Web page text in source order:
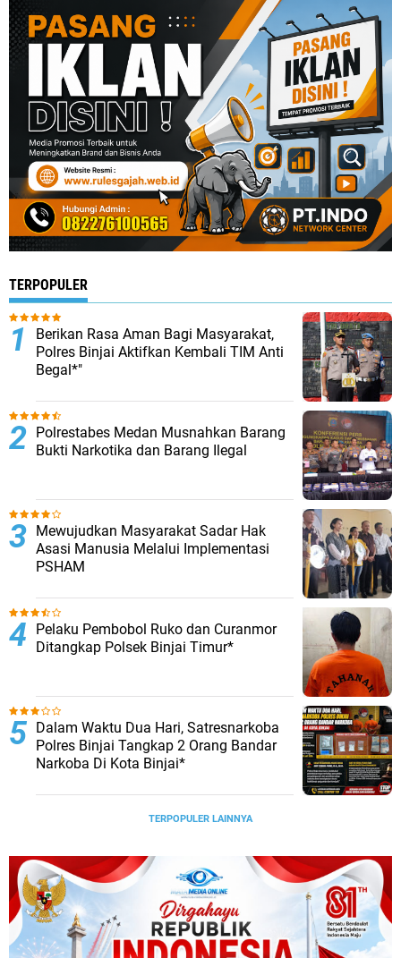
TERPOPULER
Berikan Rasa Aman Bagi Masyarakat,
Polres Binjai Aktifkan Kembali TIM Anti
Begal*"
Polrestabes Medan Musnahkan Barang
Bukti Narkotika dan Barang Ilegal
Mewujudkan Masyarakat Sadar Hak
Asasi Manusia Melalui Implementasi
PSHAM
Pelaku Pembobol Ruko dan Curanmor
Ditangkap Polsek Binjai Timur*
Dalam Waktu Dua Hari, Satresnarkoba
Polres Binjai Tangkap 2 Orang Bandar
Narkoba Di Kota Binjai*
TERPOPULER LAINNYA